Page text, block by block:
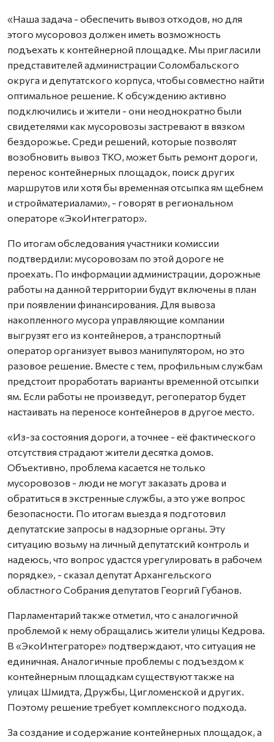
«Наша задача - обеспечить вывоз отходов, но для
этого мусоровоз должен иметь возможность
подъехать к контейнерной площадке. Мы пригласили
представителей администрации Соломбальского
округа и депутатского корпуса, чтобы совместно найти
оптимальное решение. К обсуждению активно
подключились и жители - они неоднократно были
свидетелями как мусоровозы застревают в вязком
бездорожье. Среди решений, которые позволят
возобновить вывоз ТКО, может быть ремонт дороги,
перенос контейнерных площадок, поиск других
маршрутов или хотя бы временная отсыпка ям щебнем
и стройматериалами», - говорят в региональном
операторе «ЭкоИнтегратор».
По итогам обследования участники комиссии
подтвердили: мусоровозам по этой дороге не
проехать. По информации администрации, дорожные
работы на данной территории будут включены в план
при появлении финансирования. Для вывоза
накопленного мусора управляющие компании
выгрузят его из контейнеров, а транспортный
оператор организует вывоз манипулятором, но это
разовое решение. Вместе с тем, профильным службам
предстоит проработать варианты временной отсыпки
ям. Если работы не произведут, регоператор будет
настаивать на переносе контейнеров в другое место.
«Из-за состояния дороги, а точнее - её фактического
отсутствия страдают жители десятка домов.
Объективно, проблема касается не только
мусоровозов - люди не могут заказать дрова и
обратиться в экстренные службы, а это уже вопрос
безопасности. По итогам выезда я подготовил
депутатские запросы в надзорные органы. Эту
ситуацию возьму на личный депутатский контроль и
надеюсь, что вопрос удастся урегулировать в рабочем
порядке», - сказал депутат Архангельского
областного Собрания депутатов Георгий Губанов.
Парламентарий также отметил, что с аналогичной
проблемой к нему обращались жители улицы Кедрова.
В «ЭкоИнтеграторе» подтверждают, что ситуация не
единичная. Аналогичные проблемы с подъездом к
контейнерным площадкам существуют также на
улицах Шмидта, Дружбы, Цигломенской и других.
Поэтому решение требует комплексного подхода.
За создание и содержание контейнерных площадок, а